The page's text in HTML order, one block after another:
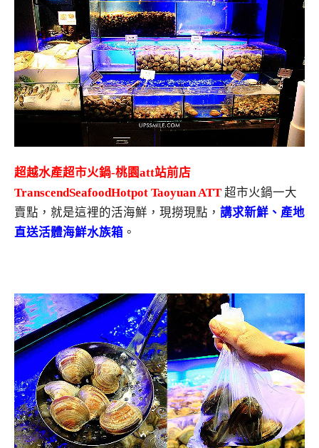
超越水產超市火鍋-桃園att站前店
TranscendSeafoodHotpot Taoyuan ATT 超市火鍋一大
賣點，就是這裡的活海鮮，現撈現點， 講求新鮮、產地
直送活體海鮮水族箱 。